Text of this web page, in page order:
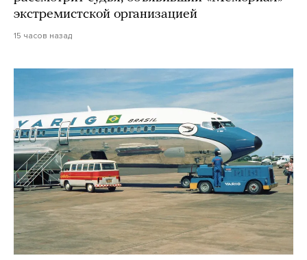
экстремистской организацией
15 часов назад